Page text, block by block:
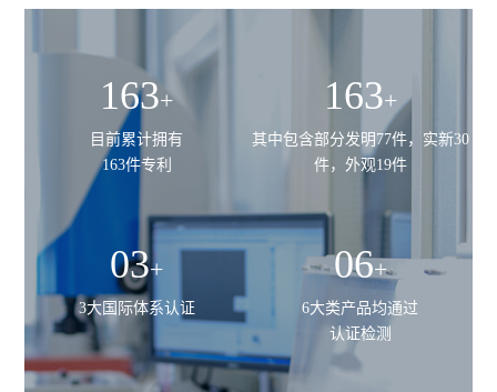
163+
目前累计拥有
163件专利
163+
其中包含部分发明77件，实新30
件，外观19件
03+
3大国际体系认证
06+
6大类产品均通过
认证检测